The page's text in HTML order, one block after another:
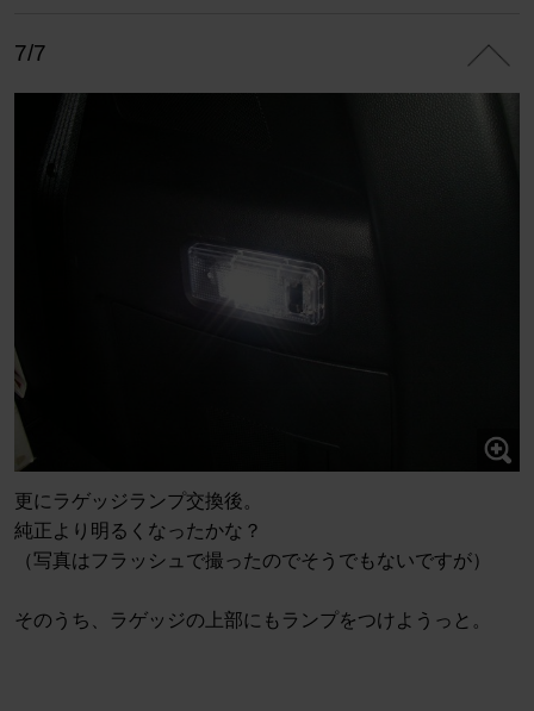
7/7
更にラゲッジランプ交換後。
純正より明るくなったかな？
（写真はフラッシュで撮ったのでそうでもないですが）
そのうち、ラゲッジの上部にもランプをつけようっと。